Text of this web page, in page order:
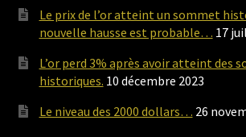
Le prix de l’or atteint un sommet
nouvelle hausse est probable… 17
L’or perd 3% après avoir atteint des
historiques. 10 décembre 2023
Le niveau des 2000 dollars… 26